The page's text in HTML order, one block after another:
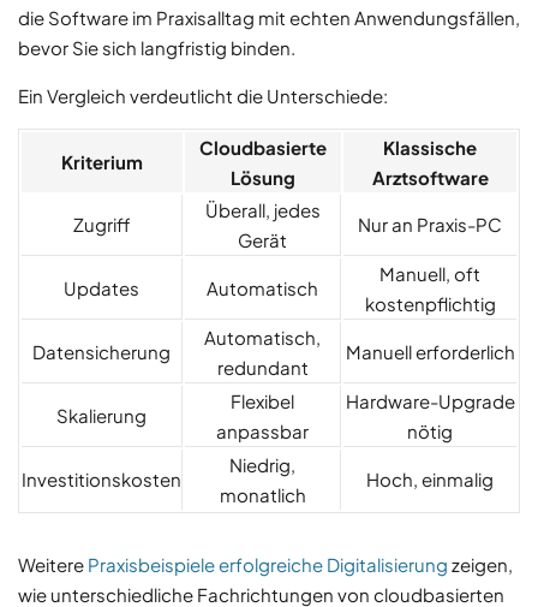
die Software im Praxisalltag mit echten Anwendungsfällen,
bevor Sie sich langfristig binden.
Ein Vergleich verdeutlicht die Unterschiede:
Kriterium
Cloudbasierte
Lösung
Klassische
Arztsoftware
Zugriff
Überall, jedes
Gerät
Nur an Praxis-PC
Updates Automatisch
Manuell, oft
kostenpflichtig
Datensicherung
Automatisch,
redundant
Manuell erforderlich
Skalierung
Flexibel
anpassbar
Hardware-Upgrade
nötig
Investitionskosten
Niedrig,
monatlich
Hoch, einmalig
Weitere Praxisbeispiele erfolgreiche Digitalisierung zeigen,
wie unterschiedliche Fachrichtungen von cloudbasierten